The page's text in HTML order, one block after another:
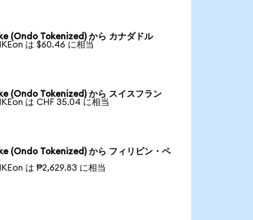
(Ondo Tokenized) から カナダドル
は $60.46 に相当
(Ondo Tokenized) から スイスフラン
は CHF 35.04 に相当
(Ondo Tokenized) から フィリピン・ペ
は ₱2,629.83 に相当